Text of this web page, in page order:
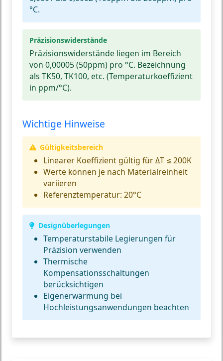
°C.
Präzisionswiderstände
Präzisionswiderstände liegen im Bereich
von 0,00005 (50ppm) pro °C. Bezeichnung
als TK50, TK100, etc. (Temperaturkoeffizient
in ppm/°C).
Wichtige Hinweise
Gültigkeitsbereich
Linearer Koeffizient gültig für ΔT ≤ 200K
Werte können je nach Materialreinheit
variieren
Referenztemperatur: 20°C
Designüberlegungen
Temperaturstabile Legierungen für
Präzision verwenden
Thermische
Kompensationsschaltungen
berücksichtigen
Eigenerwärmung bei
Hochleistungsanwendungen beachten